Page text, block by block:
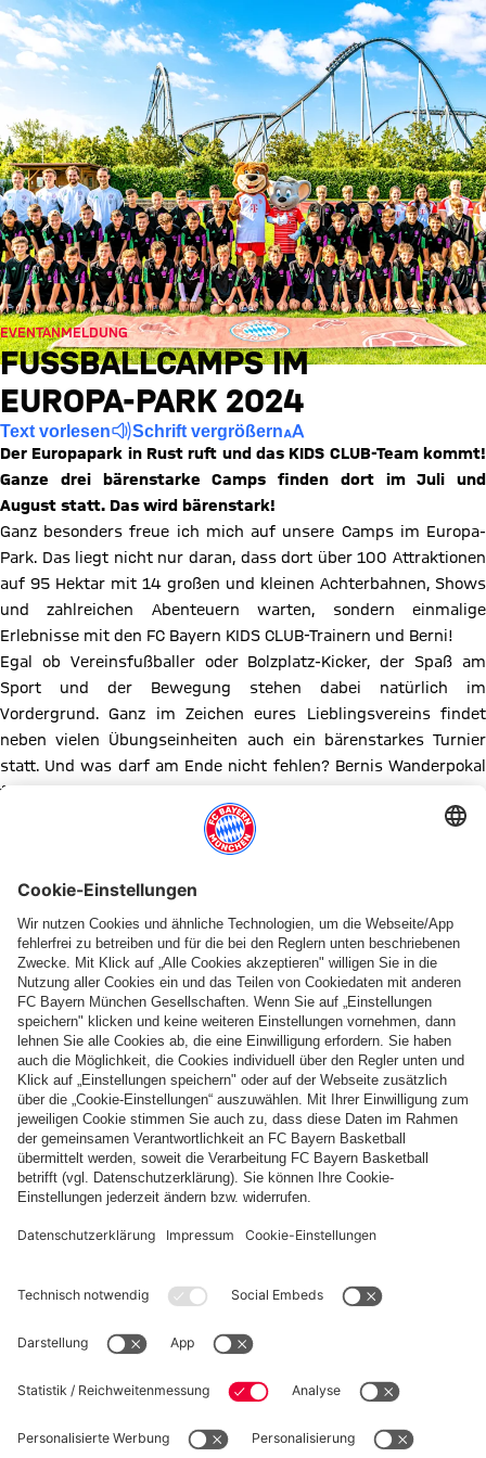
EVENTANMELDUNG
FUSSBALLCAMPS IM E
UROPA-PARK 2024
Text vorlesen Schrift vergrößern
Der Europapark in Rust ruft und das KIDS CLUB-Team kommt!
Ganze drei bärenstarke Camps finden dort im Juli und
August statt. Das wird bärenstark!
Ganz besonders freue ich mich auf unsere Camps im Europa-
Park. Das liegt nicht nur daran, dass dort über 100 Attraktionen
auf 95 Hektar mit 14 großen und kleinen Achterbahnen, Shows
und zahlreichen Abenteuern warten, sondern einmalige
Erlebnisse mit den FC Bayern KIDS CLUB-Trainern und Berni!
Egal ob Vereinsfußballer oder Bolzplatz-Kicker, der Spaß am
Sport und der Bewegung stehen dabei natürlich im
Vordergrund. Ganz im Zeichen eures Lieblingsvereins findet
neben vielen Übungseinheiten auch ein bärenstarkes Turnier
statt. Und was darf am Ende nicht fehlen? Bernis Wanderpokal
für die Gewinner.
Fünf Tage trainieren die Kids direkt neben der Achterbahn, nach
den Trainingseinheiten geht es dann weiter in den Europa-Park
Park übernachtet - bärenstark!
Hier findest du alle Termine im Überblick:
22. - 26. Juli 2024 für Kinder von 10 - 13 Jahren
05. - 09. August 2024 für Kinder von 10 - 13 Jahren
26. - 30. August 2023 für Kinder von 9 - 11 Jahren
DIE ANMELDEPHASE IST BEREITS BEENDET.
Leistungen inklusive
Teilnahmebedingungen
DieAnmeldephasefür die KIDS CLUB-Fußballcamps läuft
den jeweiligen Anmeldungen erteilt. Bitte beachte: Aus allen
Anmeldungen werden die
Anmeldezeitraum ausgelost.
Ich freue mich auf eine bärenstarke Campsaison mit dir,